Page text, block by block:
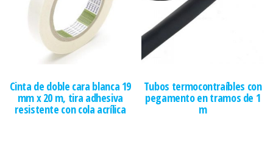
Cinta de doble cara blanca 19
mm x 20 m, tira adhesiva
resistente con cola acrílica
Tubos termocontraíbles con
pegamento en tramos de 1
m